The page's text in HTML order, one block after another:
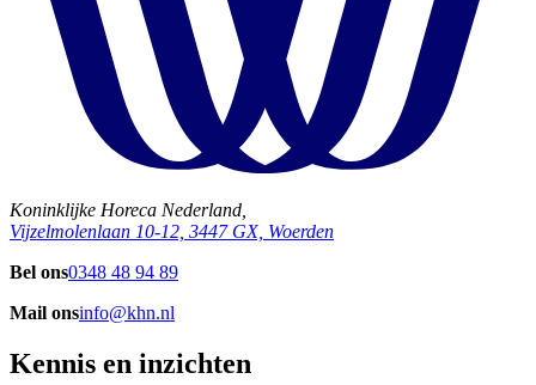
Koninklijke Horeca Nederland,
Vijzelmolenlaan 10-12, 3447 GX, Woerden
Bel ons0348 48 94 89
Mail onsinfo@khn.nl
Kennis en inzichten